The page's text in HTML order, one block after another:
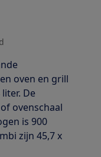
oven en grill
De
ovenschaal
is 900
zijn 45,7 x